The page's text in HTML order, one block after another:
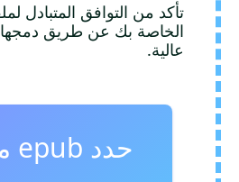
عالية.
حدد epub ملفات